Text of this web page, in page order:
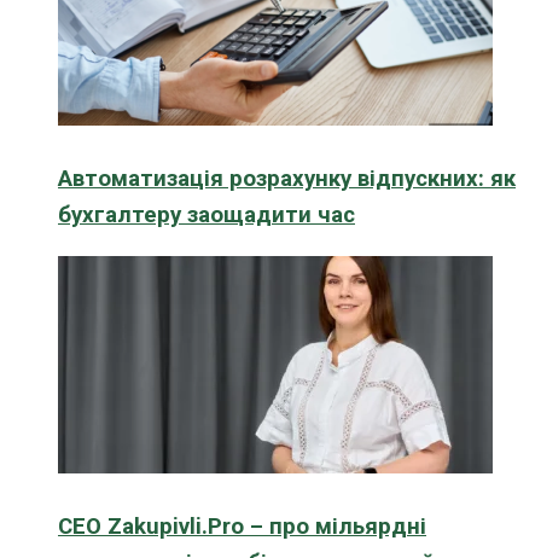
Автоматизація розрахунку відпускних: як
бухгалтеру заощадити час
CEO Zakupivli.Pro – про мільярдні